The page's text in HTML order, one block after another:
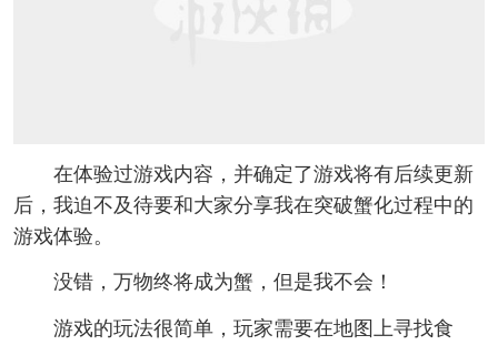
在体验过游戏内容，并确定了游戏将有后续更新
后，我迫不及待要和大家分享我在突破蟹化过程中的
游戏体验。
没错，万物终将成为蟹，但是我不会！
游戏的玩法很简单，玩家需要在地图上寻找食